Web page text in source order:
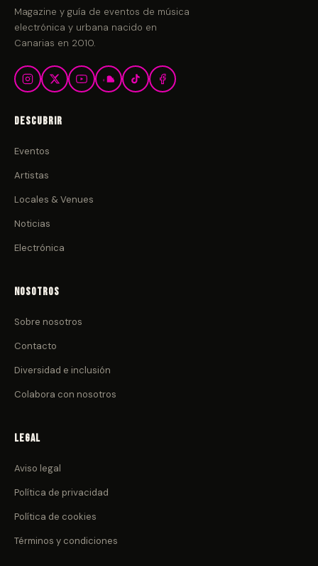
Magazine y guía de eventos de música
electrónica y urbana nacido en
Canarias en 2010.
Descubrir
Eventos
Artistas
Locales & Venues
Noticias
Electrónica
Nosotros
Sobre nosotros
Contacto
Diversidad e inclusión
Colabora con nosotros
Legal
Aviso legal
Política de privacidad
Política de cookies
Términos y condiciones